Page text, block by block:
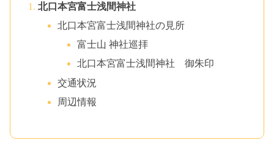
北口本宮富士浅間神社
北口本宮富士浅間神社の見所
富士山 神社巡拝
北口本宮富士浅間神社 御朱印
交通状況
周辺情報